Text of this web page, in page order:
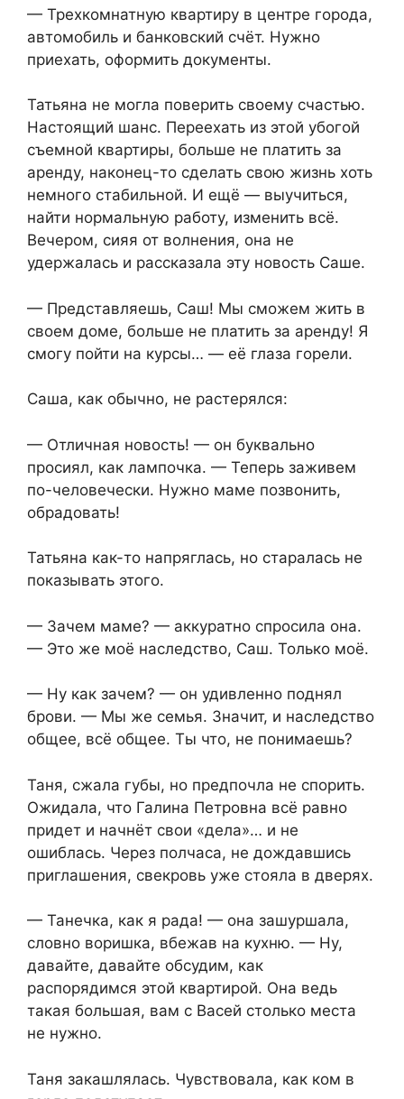
— Трехкомнатную квартиру в центре города,
автомобиль и банковский счёт. Нужно
приехать, оформить документы.
Татьяна не могла поверить своему счастью.
Настоящий шанс. Переехать из этой убогой
съемной квартиры, больше не платить за
аренду, наконец-то сделать свою жизнь хоть
немного стабильной. И ещё — выучиться,
найти нормальную работу, изменить всё.
Вечером, сияя от волнения, она не
удержалась и рассказала эту новость Саше.
— Представляешь, Саш! Мы сможем жить в
своем доме, больше не платить за аренду! Я
смогу пойти на курсы… — её глаза горели.
Саша, как обычно, не растерялся:
— Отличная новость! — он буквально
просиял, как лампочка. — Теперь заживем
по-человечески. Нужно маме позвонить,
обрадовать!
Татьяна как-то напряглась, но старалась не
показывать этого.
— Зачем маме? — аккуратно спросила она.
— Это же моё наследство, Саш. Только моё.
— Ну как зачем? — он удивленно поднял
брови. — Мы же семья. Значит, и наследство
общее, всё общее. Ты что, не понимаешь?
Таня, сжала губы, но предпочла не спорить.
Ожидала, что Галина Петровна всё равно
придет и начнёт свои «дела»… и не
ошиблась. Через полчаса, не дождавшись
приглашения, свекровь уже стояла в дверях.
— Танечка, как я рада! — она зашуршала,
словно воришка, вбежав на кухню. — Ну,
давайте, давайте обсудим, как
распорядимся этой квартирой. Она ведь
такая большая, вам с Васей столько места
не нужно.
Таня закашлялась. Чувствовала, как ком в